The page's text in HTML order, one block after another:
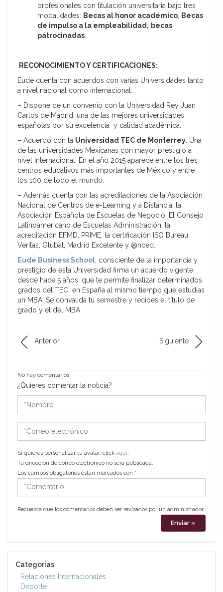
profesionales con titulación universitaria bajo tres
modalidades: Becas al honor académico
Becas
de impulso a la empleabilidad, becas
patrocinadas
RECONOCIMIENTO Y CERTIFICACIONES:
Eude cuenta con acuerdos con varias Universidades tanto
a nivel nacional como internacional:
– Dispone de un convenio con la Universidad Rey Juan
Carlos de Madrid, una de las mejores universidades
españolas por su excelencia y calidad académica.
– Acuerdo con la Universidad TEC de Monterrey: Una
de las universidades Mexicanas con mayor prestigio a
nivel internacional. En el año 2015 aparece entre los tres
centros educativos más importantes de México y entre
los 100 de todo el mundo.
– Además cuenta con las acreditaciones de la Asociación
Nacional de Centros de e-Learning y a Distancia, la
Asociación Española de Escuelas de Negocio, El Consejo
Latinoamericano de Escuelas Administración, la
acreditación EFMD, PRIME, la certificación ISO Bureau
Veritas, Glubal, Madrid Excelente y @nced.
Eude Business School , consciente de la importancia y
prestigio de esta Universidad firma un acuerdo vigente
desde hace 5 años, que te permite finalizar determinados
grados del TEC en España al mismo tiempo que estudias
un MBA. Se convalida tu semestre y recibes el título de
grado y el del MBA
Anterior Siguiente
No hay comentarios
¿Quieres comentar la noticia?
electrónico
Si quieres personalizar tu avatar, click aquí.
Tu dirección de correo electrónico no será publicada.
Los campos obligatorios están marcados con *
*Comentario
Recuerda que los comentarios deben ser revisados por un administrador.
Categorías
Relaciones Internacionales
Deporte